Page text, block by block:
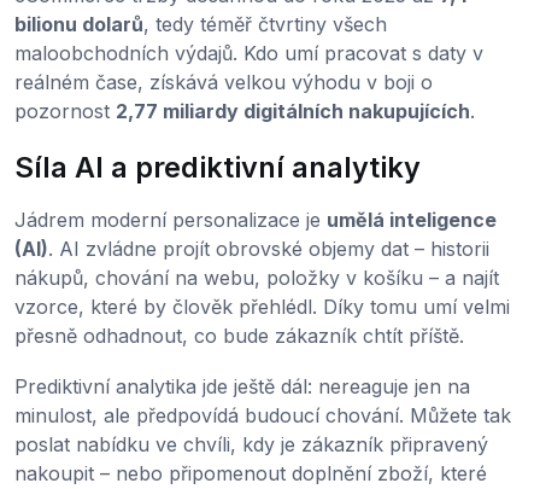
bilionu dolarů, tedy téměř čtvrtiny všech
maloobchodních výdajů. Kdo umí pracovat s daty v
reálném čase, získává velkou výhodu v boji o
pozornost 2,77 miliardy digitálních nakupujících.
Síla AI a prediktivní analytiky
Jádrem moderní personalizace je umělá inteligence
(AI). AI zvládne projít obrovské objemy dat – historii
nákupů, chování na webu, položky v košíku – a najít
vzorce, které by člověk přehlédl. Díky tomu umí velmi
přesně odhadnout, co bude zákazník chtít příště.
Prediktivní analytika jde ještě dál: nereaguje jen na
minulost, ale předpovídá budoucí chování. Můžete tak
poslat nabídku ve chvíli, kdy je zákazník připravený
nakoupit – nebo připomenout doplnění zboží, které